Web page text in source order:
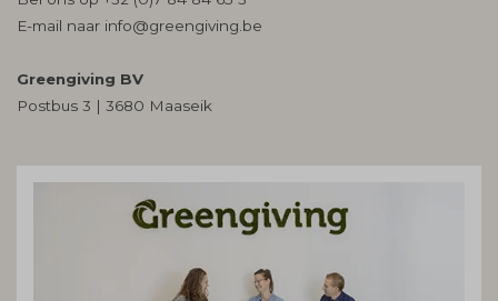
E-mail naar info@greengiving.be
Greengiving BV
Postbus 3 | 3680 Maaseik